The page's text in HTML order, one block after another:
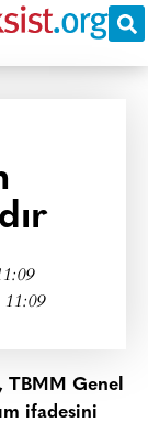
TBMM Genel
ifadesini